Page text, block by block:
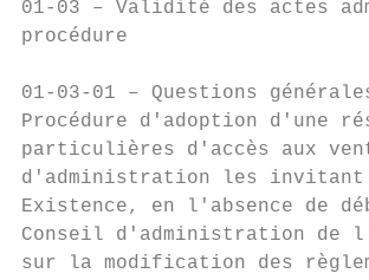
01-03 – Validité des actes
procédure
01-03-01 – Questions
Procédure d'adoption d'une
particulières d'accès aux
d'administration les
Existence, en l'absence de
Conseil d'administration de
sur la modification des